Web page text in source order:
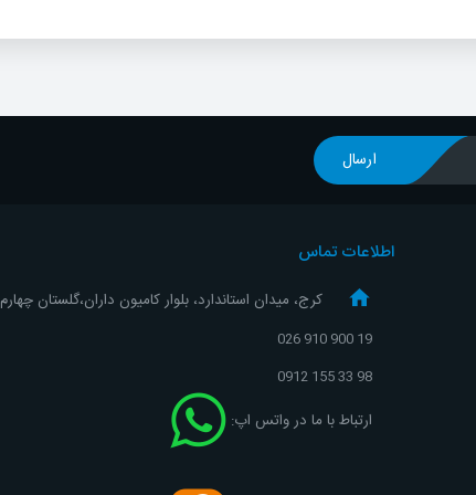
ارسال
اطلاعات تماس
کرج، میدان استاندارد، بلوار کامیون داران،گلستان چهارم
19 900 910 026
98 33 155 0912
ارتباط با ما در واتس اپ: